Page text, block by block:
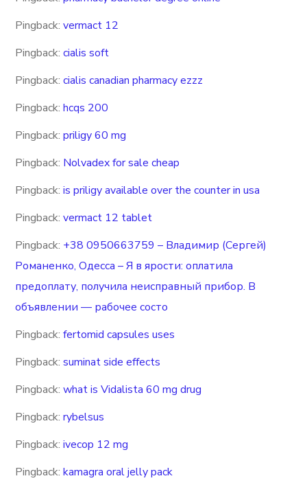
Pingback:vermact 12
Pingback:cialis soft
Pingback:cialis canadian pharmacy ezzz
Pingback:hcqs 200
Pingback:priligy 60 mg
Pingback: Nolvadex for sale cheap
Pingback:is priligy available over the counter in usa
Pingback:vermact 12 tablet
Pingback: +38 0950663759 – Владимир (Сергей)
Романенко, Одесса – Я в ярости: оплатила
предоплату, получила неисправный прибор. В
объявлении — рабочее состо
Pingback:fertomid capsules uses
Pingback:suminat side effects
Pingback:what is Vidalista 60 mg drug
Pingback:rybelsus
Pingback:ivecop 12 mg
Pingback:kamagra oral jelly pack